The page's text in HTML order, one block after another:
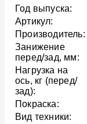
Год выпуска:
Артикул:
Производитель:
Занижение
перед/зад, мм:
Нагрузка на
ось, кг (перед/
зад):
Покраска:
Вид техники: